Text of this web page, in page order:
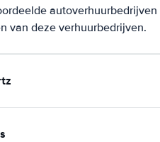
van deze verhuurbedrijven.